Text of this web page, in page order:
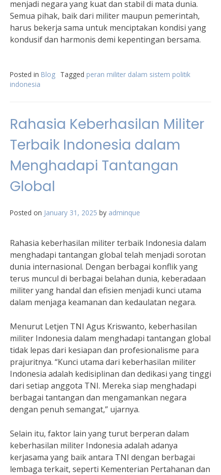
menjadi negara yang kuat dan stabil di mata dunia.
Semua pihak, baik dari militer maupun pemerintah,
harus bekerja sama untuk menciptakan kondisi yang
kondusif dan harmonis demi kepentingan bersama.
Posted in Blog Tagged peran militer dalam sistem politik
indonesia
Rahasia Keberhasilan Militer
Terbaik Indonesia dalam
Menghadapi Tantangan
Global
Posted on January 31, 2025 by adminque
Rahasia keberhasilan militer terbaik Indonesia dalam
menghadapi tantangan global telah menjadi sorotan
dunia internasional. Dengan berbagai konflik yang
terus muncul di berbagai belahan dunia, keberadaan
militer yang handal dan efisien menjadi kunci utama
dalam menjaga keamanan dan kedaulatan negara.
Menurut Letjen TNI Agus Kriswanto, keberhasilan
militer Indonesia dalam menghadapi tantangan global
tidak lepas dari kesiapan dan profesionalisme para
prajuritnya. “Kunci utama dari keberhasilan militer
Indonesia adalah kedisiplinan dan dedikasi yang tinggi
dari setiap anggota TNI. Mereka siap menghadapi
berbagai tantangan dan mengamankan negara
dengan penuh semangat,” ujarnya.
Selain itu, faktor lain yang turut berperan dalam
keberhasilan militer Indonesia adalah adanya
kerjasama yang baik antara TNI dengan berbagai
lembaga terkait, seperti Kementerian Pertahanan dan